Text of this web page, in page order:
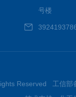
号楼
Reserved 工信部